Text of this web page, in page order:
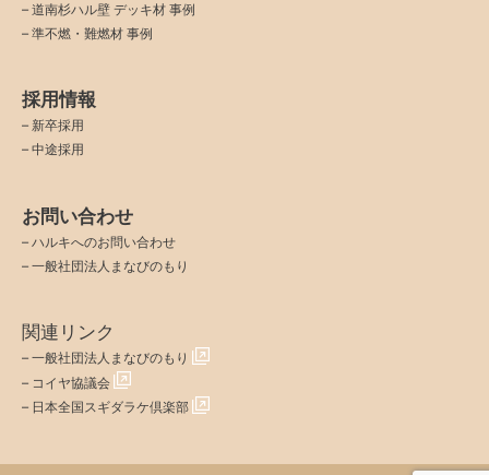
– 道南杉ハル壁 デッキ材 事例
– 準不燃・難燃材 事例
採用情報
– 新卒採用
– 中途採用
お問い合わせ
– ハルキへのお問い合わせ
– 一般社団法人まなびのもり
関連リンク
– 一般社団法人まなびのもり
– コイヤ協議会
– 日本全国スギダラケ倶楽部